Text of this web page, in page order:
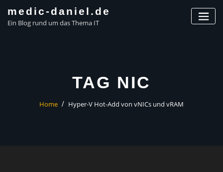
content
medic-daniel.de
Ein Blog rund um das Thema IT
TAG NIC
Home Hyper-V Hot-Add von vNICs und vRAM